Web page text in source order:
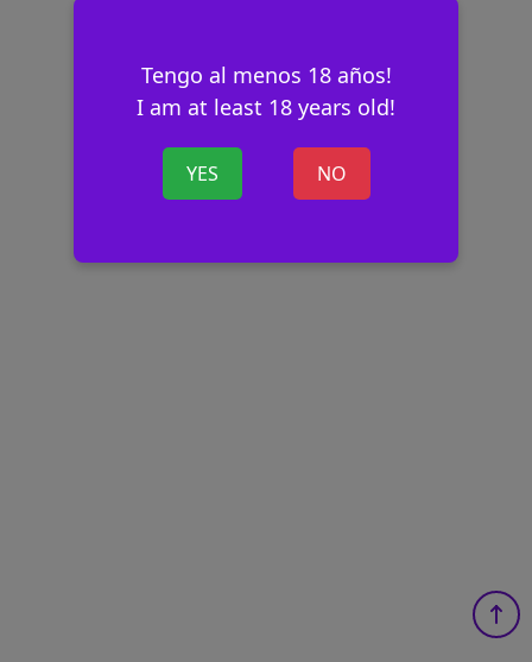
Tengo al menos 18 años!
I am at least 18 years old!
YES NO